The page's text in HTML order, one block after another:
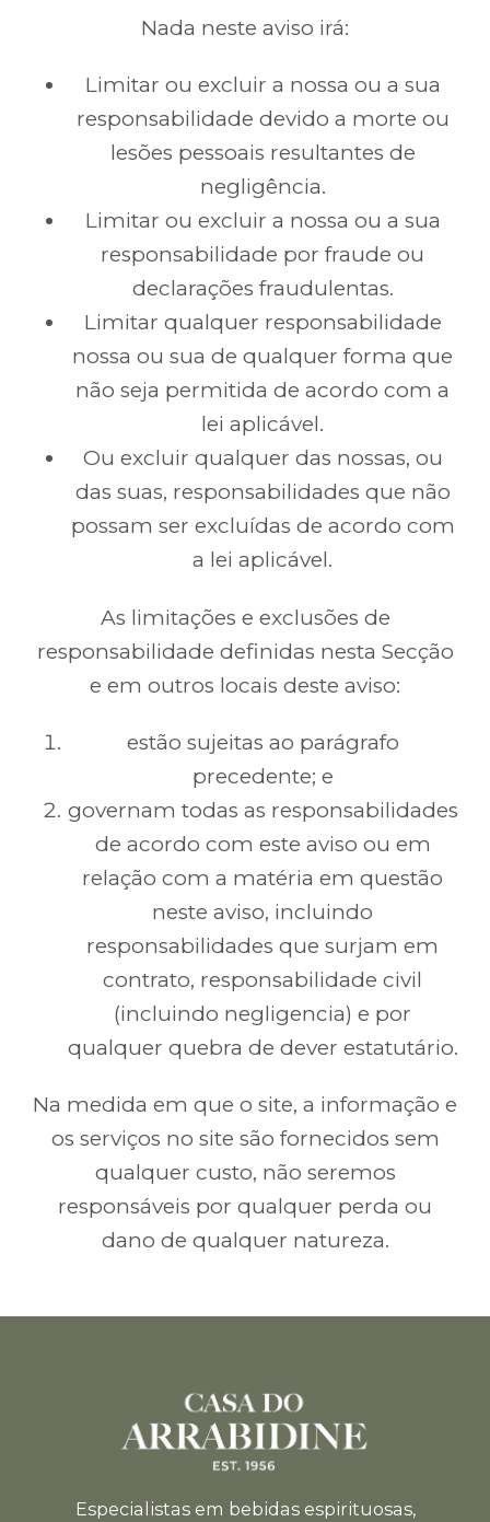
Nada neste aviso irá:
Limitar ou excluir a nossa ou a sua
responsabilidade devido a morte ou
lesões pessoais resultantes de
negligência.
Limitar ou excluir a nossa ou a sua
responsabilidade por fraude ou
declarações fraudulentas.
Limitar qualquer responsabilidade
nossa ou sua de qualquer forma que
não seja permitida de acordo com a
lei aplicável.
Ou excluir qualquer das nossas, ou
das suas, responsabilidades que não
possam ser excluídas de acordo com
a lei aplicável.
As limitações e exclusões de
responsabilidade definidas nesta Secção
e em outros locais deste aviso:
estão sujeitas ao parágrafo
precedente; e
governam todas as responsabilidades
de acordo com este aviso ou em
relação com a matéria em questão
neste aviso, incluindo
responsabilidades que surjam em
contrato, responsabilidade civil
(incluindo negligencia) e por
qualquer quebra de dever estatutário.
Na medida em que o site, a informação e
os serviços no site são fornecidos sem
qualquer custo, não seremos
responsáveis por qualquer perda ou
dano de qualquer natureza.
Especialistas em bebidas espirituosas,